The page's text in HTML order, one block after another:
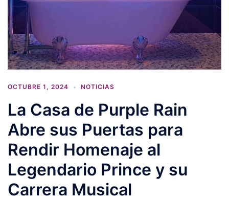
OCTUBRE 1, 2024 NOTICIAS
La Casa de Purple Rain
Abre sus Puertas para
Rendir Homenaje al
Legendario Prince y su
Carrera Musical